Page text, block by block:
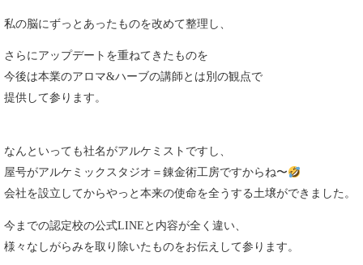
私の脳にずっとあったものを改めて整理し、
さらにアップデートを重ねてきたものを
今後は本業のアロマ&ハーブの講師とは別の観点で
提供して参ります。
なんといっても社名がアルケミストですし、
屋号がアルケミックスタジオ＝錬金術工房ですからね〜
会社を設立してからやっと本来の使命を全うする土壌ができました。
今までの認定校の公式LINEと内容が全く違い、
様々なしがらみを取り除いたものをお伝えして参ります。